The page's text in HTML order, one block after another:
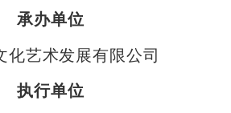
承办单位
化艺术发展有限公司
执行单位